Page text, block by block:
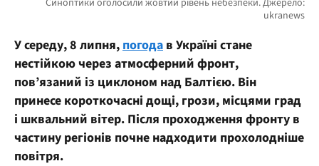
У середу, 8 липня, погода в Україні стане
нестійкою через атмосферний фронт,
пов’язаний із циклоном над Балтією. Він
принесе короткочасні дощі, грози, місцями град
і шквальний вітер. Після проходження фронту в
частину регіонів почне надходити прохолодніше
повітря.